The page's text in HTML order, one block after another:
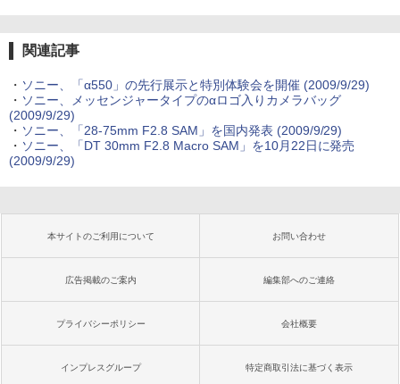
関連記事
・ ソニー、「α550」の先行展示と特別体験会を開催 (2009/9/29)
・ ソニー、メッセンジャータイプのαロゴ入りカメラバッグ
(2009/9/29)
・ ソニー、「28-75mm F2.8 SAM」を国内発表 (2009/9/29)
・ ソニー、「DT 30mm F2.8 Macro SAM」を10月22日に発売
(2009/9/29)
本サイトのご利用について お問い合わせ
広告掲載のご案内 編集部へのご連絡
プライバシーポリシー 会社概要
インプレスグループ 特定商取引法に基づく表示